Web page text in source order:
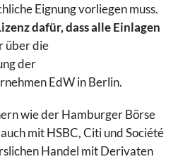
Eignung vorliegen muss.
dafür, dass alle Einlagen
über die
der
EdW in Berlin.
wie der Hamburger Börse
mit HSBC, Citi und Société
Handel mit Derivaten